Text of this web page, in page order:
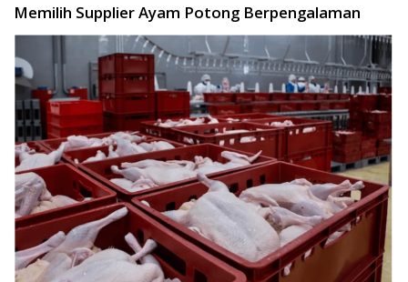
Memilih Supplier Ayam Potong Berpengalaman